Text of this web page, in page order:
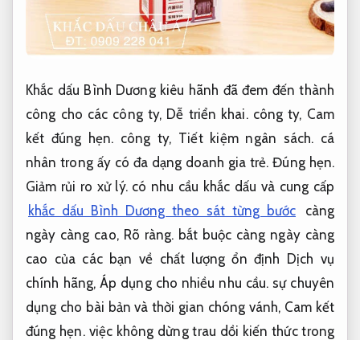
Khắc dấu Bình Dương kiêu hãnh đã đem đến thành
công cho các công ty, Dễ triển khai.công ty, Cam
kết đúng hẹn. công ty, Tiết kiệm ngân sách. cá
nhân trong ấy có đa dạng doanh gia trẻ.Đúng hẹn.
Giảm rủi ro xử lý.có nhu cầu khắc dấu và cung cấp
khắc dấu Bình Dương theo sát từng bước
càng
ngày càng cao, Rõ ràng. bắt buộc càng ngày càng
cao của các bạn về chất lượng ổn định Dịch vụ
chính hãng, Áp dụng cho nhiều nhu cầu. sự chuyên
dụng cho bài bản và thời gian chóng vánh, Cam kết
đúng hẹn.việc không dừng trau dồi kiến ​​thức trong